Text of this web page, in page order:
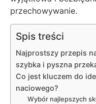
przechowywanie.
Spis treści
Najprostszy przepis
szybka i pyszna
Co jest kluczem do
naciowego?
Wybór najlepszych